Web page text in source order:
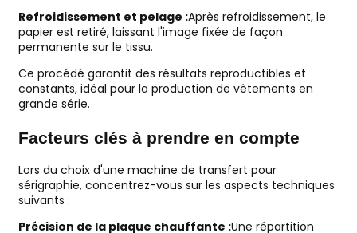
Refroidissement et pelage :Après refroidissement, le
papier est retiré, laissant l'image fixée de façon
permanente sur le tissu.
Ce procédé garantit des résultats reproductibles et
constants, idéal pour la production de vêtements en
grande série.
Facteurs clés à prendre en compte
Lors du choix d'une machine de transfert pour
sérigraphie, concentrez-vous sur les aspects techniques
suivants :
Précision de la plaque chauffante :Une répartition